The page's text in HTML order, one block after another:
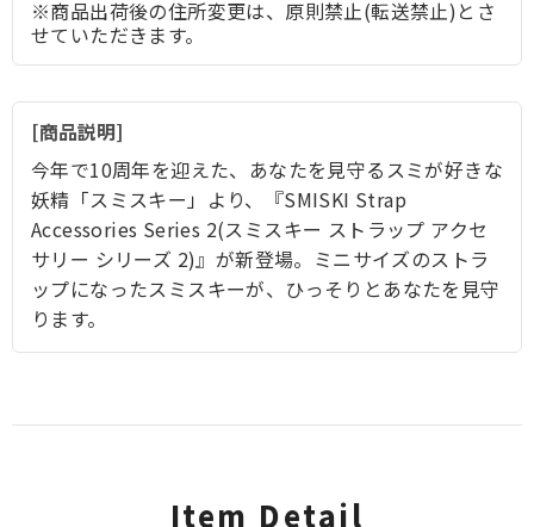
※商品出荷後の住所変更は、原則禁止(転送禁止)とさ
せていただきます。
商品説明
今年で10周年を迎えた、あなたを見守るスミが好きな
妖精「スミスキー」より、『SMISKI Strap
Accessories Series 2(スミスキー ストラップ アクセ
サリー シリーズ 2)』が新登場。ミニサイズのストラ
ップになったスミスキーが、ひっそりとあなたを見守
ります。
Item Detail